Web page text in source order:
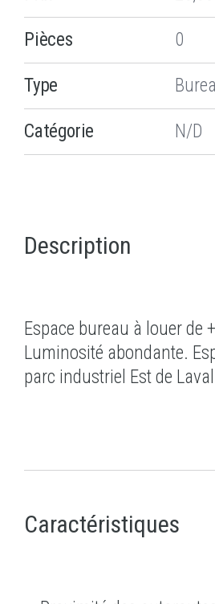
Pièces 0
Type
Catégorie N/D
Description
Espace bureau à louer de
Luminosité abondante.
parc industriel Est de
Caractéristiques